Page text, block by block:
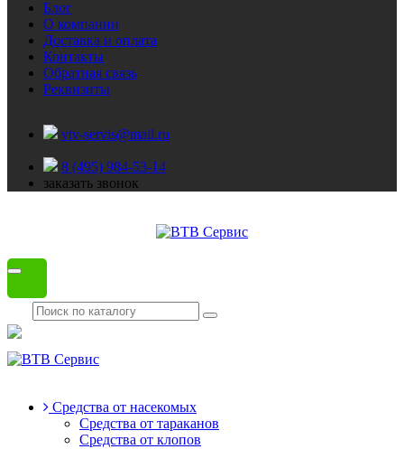
Блог
О компании
Доставка и оплата
Контакты
Обратная связь
Реквизиты
vtv-servis@mail.ru
8 (495) 984-53-14
заказать звонок
Средства от насекомых
Средства от тараканов
Средства от клопов